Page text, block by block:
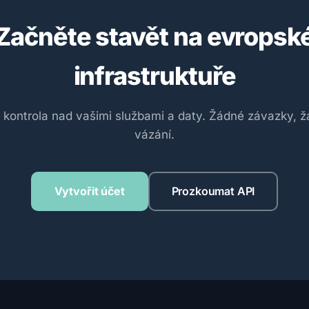
stavět na
infrastruktuře
kontrola nad vašimi službami a daty. Žádné závazky,
vázání.
Vytvořit účet Prozkoumat API